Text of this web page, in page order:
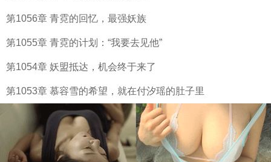
第1056章 青霓的回忆，最强妖族
第1055章 青霓的计划：“我要去见他”
第1054章 妖盟抵达，机会终于来了
第1053章 慕容雪的希望，就在付汐瑶的肚子里